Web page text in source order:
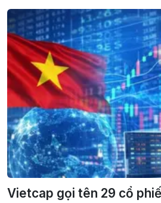
Vietcap gọi tên 29 cổ